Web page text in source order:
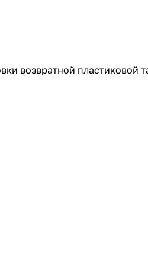
возвратной